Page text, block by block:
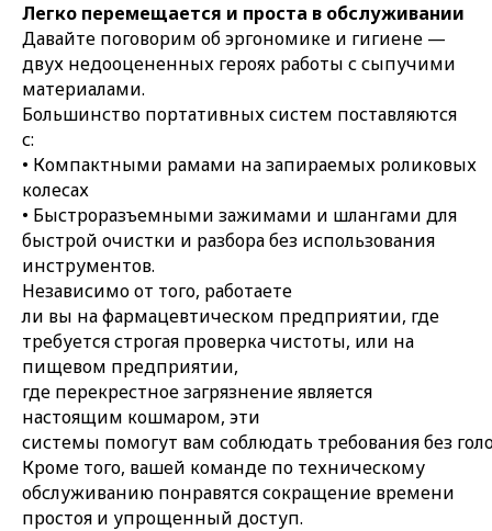
Легко перемещается и проста в обслуживании
Давайте поговорим об эргономике и гигиене —
двух недооцененных героях работы с сыпучими
материалами.
Большинство портативных систем поставляются
с:
• Компактными рамами на запираемых роликовых
колесах
• Быстроразъемными зажимами и шлангами для
быстрой очистки и разбора без использования
инструментов.
Независимо от того, работаете
ли вы на фармацевтическом предприятии, где
требуется строгая проверка чистоты, или на
пищевом предприятии,
где перекрестное загрязнение является
настоящим кошмаром, эти
системы помогут вам соблюдать требования без
Кроме того, вашей команде по техническому
обслуживанию понравятся сокращение времени
простоя и упрощенный доступ.